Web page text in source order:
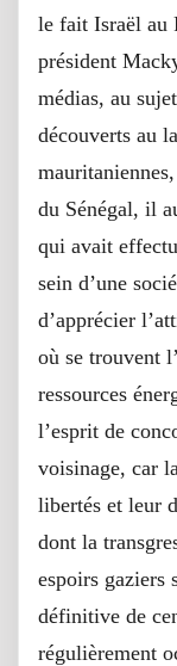
le fait Israël au
président
médias, au
découverts au
du Sénégal, il
qui avait
sein d’une
d’apprécier
où se trouvent
ressources
l’esprit de
voisinage, car
libertés et leur
dont la
espoirs gaziers
définitive de
régulièrement